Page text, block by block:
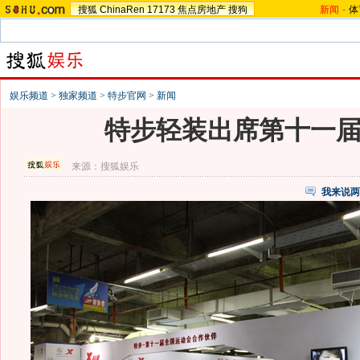
搜狐 ChinaRen 17173 焦点房地产 搜狗 新闻 -
娱乐频道 > 独家频道 > 特步官网 > 新闻
特步轻装出席第十一
来源：搜狐娱乐
我来说